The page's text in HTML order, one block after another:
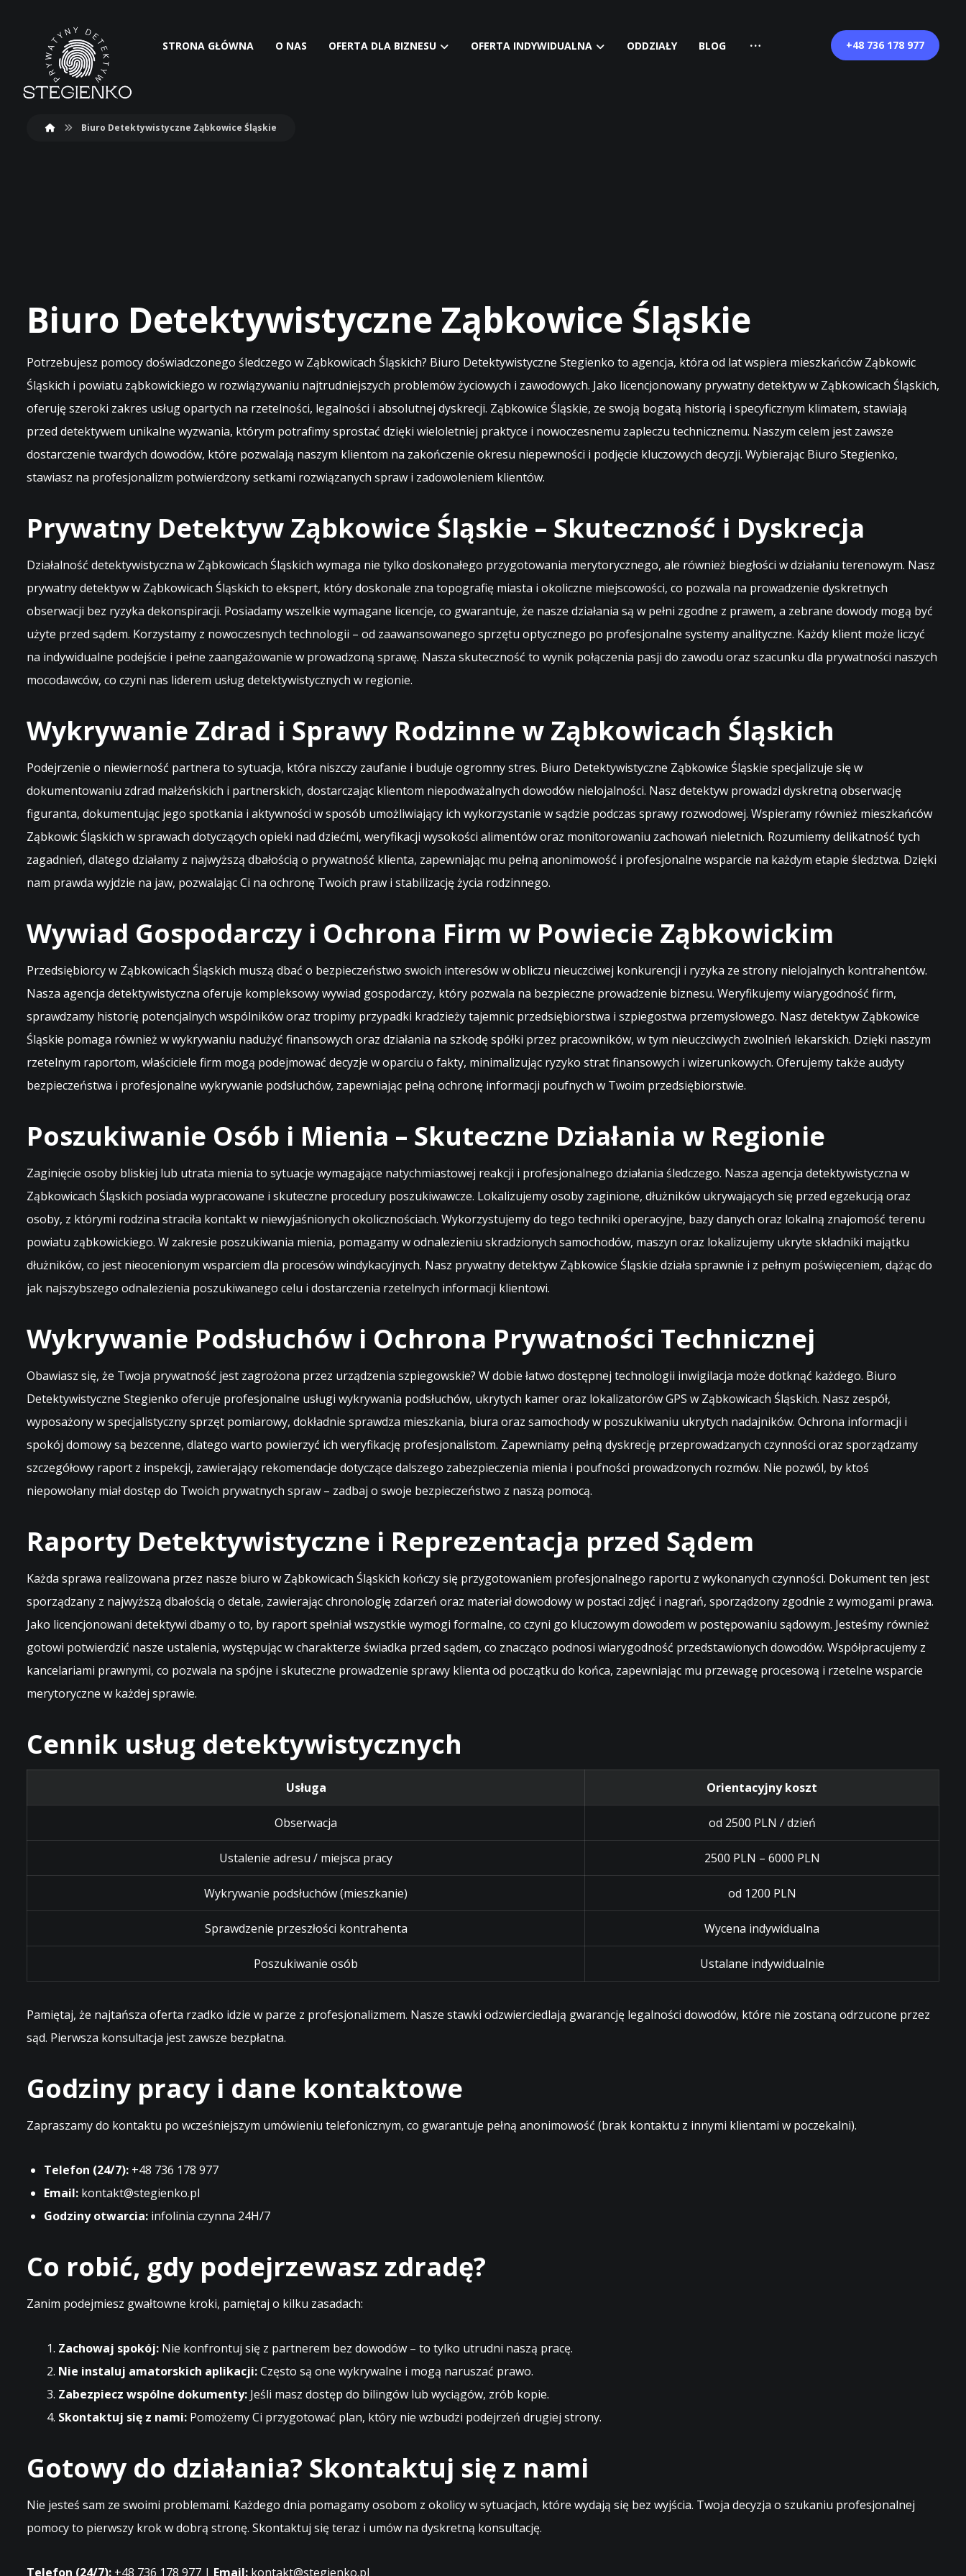
STRONA GŁÓWNA O NAS OFERTA DLA BIZNESU OFERTA INDYWIDUALNA ODDZIAŁY BLOG +48 736 178 977
Biuro Detektywistyczne Ząbkowice Śląskie
Biuro Detektywistyczne Ząbkowice Śląskie
Potrzebujesz pomocy doświadczonego śledczego w Ząbkowicach Śląskich? Biuro Detektywistyczne Stegienko to agencja, która od lat wspiera mieszkańców Ząbkowic
Śląskich i powiatu ząbkowickiego w rozwiązywaniu najtrudniejszych problemów życiowych i zawodowych. Jako licencjonowany prywatny detektyw w Ząbkowicach Śląskich,
oferuję szeroki zakres usług opartych na rzetelności, legalności i absolutnej dyskrecji. Ząbkowice Śląskie, ze swoją bogatą historią i specyficznym klimatem, stawiają
przed detektywem unikalne wyzwania, którym potrafimy sprostać dzięki wieloletniej praktyce i nowoczesnemu zapleczu technicznemu. Naszym celem jest zawsze
dostarczenie twardych dowodów, które pozwalają naszym klientom na zakończenie okresu niepewności i podjęcie kluczowych decyzji. Wybierając Biuro Stegienko,
stawiasz na profesjonalizm potwierdzony setkami rozwiązanych spraw i zadowoleniem klientów.
Prywatny Detektyw Ząbkowice Śląskie – Skuteczność i Dyskrecja
Działalność detektywistyczna w Ząbkowicach Śląskich wymaga nie tylko doskonałego przygotowania merytorycznego, ale również biegłości w działaniu terenowym. Nasz
prywatny detektyw w Ząbkowicach Śląskich to ekspert, który doskonale zna topografię miasta i okoliczne miejscowości, co pozwala na prowadzenie dyskretnych
obserwacji bez ryzyka dekonspiracji. Posiadamy wszelkie wymagane licencje, co gwarantuje, że nasze działania są w pełni zgodne z prawem, a zebrane dowody mogą być
użyte przed sądem. Korzystamy z nowoczesnych technologii – od zaawansowanego sprzętu optycznego po profesjonalne systemy analityczne. Każdy klient może liczyć
na indywidualne podejście i pełne zaangażowanie w prowadzoną sprawę. Nasza skuteczność to wynik połączenia pasji do zawodu oraz szacunku dla prywatności naszych
mocodawców, co czyni nas liderem usług detektywistycznych w regionie.
Wykrywanie Zdrad i Sprawy Rodzinne w Ząbkowicach Śląskich
Podejrzenie o niewierność partnera to sytuacja, która niszczy zaufanie i buduje ogromny stres. Biuro Detektywistyczne Ząbkowice Śląskie specjalizuje się w
dokumentowaniu zdrad małżeńskich i partnerskich, dostarczając klientom niepodważalnych dowodów nielojalności. Nasz detektyw prowadzi dyskretną obserwację
figuranta, dokumentując jego spotkania i aktywności w sposób umożliwiający ich wykorzystanie w sądzie podczas sprawy rozwodowej. Wspieramy również mieszkańców
Ząbkowic Śląskich w sprawach dotyczących opieki nad dziećmi, weryfikacji wysokości alimentów oraz monitorowaniu zachowań nieletnich. Rozumiemy delikatność tych
zagadnień, dlatego działamy z najwyższą dbałością o prywatność klienta, zapewniając mu pełną anonimowość i profesjonalne wsparcie na każdym etapie śledztwa. Dzięki
nam prawda wyjdzie na jaw, pozwalając Ci na ochronę Twoich praw i stabilizację życia rodzinnego.
Wywiad Gospodarczy i Ochrona Firm w Powiecie Ząbkowickim
Przedsiębiorcy w Ząbkowicach Śląskich muszą dbać o bezpieczeństwo swoich interesów w obliczu nieuczciwej konkurencji i ryzyka ze strony nielojalnych kontrahentów.
Nasza agencja detektywistyczna oferuje kompleksowy wywiad gospodarczy, który pozwala na bezpieczne prowadzenie biznesu. Weryfikujemy wiarygodność firm,
sprawdzamy historię potencjalnych wspólników oraz tropimy przypadki kradzieży tajemnic przedsiębiorstwa i szpiegostwa przemysłowego. Nasz detektyw Ząbkowice
Śląskie pomaga również w wykrywaniu nadużyć finansowych oraz działania na szkodę spółki przez pracowników, w tym nieuczciwych zwolnień lekarskich. Dzięki naszym
rzetelnym raportom, właściciele firm mogą podejmować decyzje w oparciu o fakty, minimalizując ryzyko strat finansowych i wizerunkowych. Oferujemy także audyty
bezpieczeństwa i profesjonalne wykrywanie podsłuchów, zapewniając pełną ochronę informacji poufnych w Twoim przedsiębiorstwie.
Poszukiwanie Osób i Mienia – Skuteczne Działania w Regionie
Zaginięcie osoby bliskiej lub utrata mienia to sytuacje wymagające natychmiastowej reakcji i profesjonalnego działania śledczego. Nasza agencja detektywistyczna w
Ząbkowicach Śląskich posiada wypracowane i skuteczne procedury poszukiwawcze. Lokalizujemy osoby zaginione, dłużników ukrywających się przed egzekucją oraz
osoby, z którymi rodzina straciła kontakt w niewyjaśnionych okolicznościach. Wykorzystujemy do tego techniki operacyjne, bazy danych oraz lokalną znajomość terenu
powiatu ząbkowickiego. W zakresie poszukiwania mienia, pomagamy w odnalezieniu skradzionych samochodów, maszyn oraz lokalizujemy ukryte składniki majątku
dłużników, co jest nieocenionym wsparciem dla procesów windykacyjnych. Nasz prywatny detektyw Ząbkowice Śląskie działa sprawnie i z pełnym poświęceniem, dążąc do
jak najszybszego odnalezienia poszukiwanego celu i dostarczenia rzetelnych informacji klientowi.
Wykrywanie Podsłuchów i Ochrona Prywatności Technicznej
Obawiasz się, że Twoja prywatność jest zagrożona przez urządzenia szpiegowskie? W dobie łatwo dostępnej technologii inwigilacja może dotknąć każdego. Biuro
Detektywistyczne Stegienko oferuje profesjonalne usługi wykrywania podsłuchów, ukrytych kamer oraz lokalizatorów GPS w Ząbkowicach Śląskich. Nasz zespół,
wyposażony w specjalistyczny sprzęt pomiarowy, dokładnie sprawdza mieszkania, biura oraz samochody w poszukiwaniu ukrytych nadajników. Ochrona informacji i
spokój domowy są bezcenne, dlatego warto powierzyć ich weryfikację profesjonalistom. Zapewniamy pełną dyskrecję przeprowadzanych czynności oraz sporządzamy
szczegółowy raport z inspekcji, zawierający rekomendacje dotyczące dalszego zabezpieczenia mienia i poufności prowadzonych rozmów. Nie pozwól, by ktoś
niepowołany miał dostęp do Twoich prywatnych spraw – zadbaj o swoje bezpieczeństwo z naszą pomocą.
Raporty Detektywistyczne i Reprezentacja przed Sądem
Każda sprawa realizowana przez nasze biuro w Ząbkowicach Śląskich kończy się przygotowaniem profesjonalnego raportu z wykonanych czynności. Dokument ten jest
sporządzany z najwyższą dbałością o detale, zawierając chronologię zdarzeń oraz materiał dowodowy w postaci zdjęć i nagrań, sporządzony zgodnie z wymogami prawa.
Jako licencjonowani detektywi dbamy o to, by raport spełniał wszystkie wymogi formalne, co czyni go kluczowym dowodem w postępowaniu sądowym. Jesteśmy również
gotowi potwierdzić nasze ustalenia, występując w charakterze świadka przed sądem, co znacząco podnosi wiarygodność przedstawionych dowodów. Współpracujemy z
kancelariami prawnymi, co pozwala na spójne i skuteczne prowadzenie sprawy klienta od początku do końca, zapewniając mu przewagę procesową i rzetelne wsparcie
merytoryczne w każdej sprawie.
Cennik usług detektywistycznych
Usługa Orientacyjny koszt
Obserwacja od 2500 PLN / dzień
Ustalenie adresu / miejsca pracy 2500 PLN – 6000 PLN
Wykrywanie podsłuchów (mieszkanie) od 1200 PLN
Sprawdzenie przeszłości kontrahenta Wycena indywidualna
Poszukiwanie osób Ustalane indywidualnie
Pamiętaj, że najtańsza oferta rzadko idzie w parze z profesjonalizmem. Nasze stawki odzwierciedlają gwarancję legalności dowodów, które nie zostaną odrzucone przez
sąd. Pierwsza konsultacja jest zawsze bezpłatna.
Godziny pracy i dane kontaktowe
Zapraszamy do kontaktu po wcześniejszym umówieniu telefonicznym, co gwarantuje pełną anonimowość (brak kontaktu z innymi klientami w poczekalni).
Telefon (24/7): +48 736 178 977
Email: kontakt@stegienko.pl
Godziny otwarcia: infolinia czynna 24H/7
Co robić, gdy podejrzewasz zdradę?
Zanim podejmiesz gwałtowne kroki, pamiętaj o kilku zasadach:
Zachowaj spokój: Nie konfrontuj się z partnerem bez dowodów – to tylko utrudni naszą pracę.
Nie instaluj amatorskich aplikacji:Często są one wykrywalne i mogą naruszać prawo.
Zabezpiecz wspólne dokumenty: Jeśli masz dostęp do bilingów lub wyciągów, zrób kopie.
Skontaktuj się z nami: Pomożemy Ci przygotować plan, który nie wzbudzi podejrzeń drugiej strony.
Gotowy do działania? Skontaktuj się z nami
Nie jesteś sam ze swoimi problemami. Każdego dnia pomagamy osobom z okolicy w sytuacjach, które wydają się bez wyjścia. Twoja decyzja o szukaniu profesjonalnej
pomocy to pierwszy krok w dobrą stronę. Skontaktuj się teraz i umów na dyskretną konsultację.
Telefon (24/7): +48 736 178 977 | Email: kontakt@stegienko.pl